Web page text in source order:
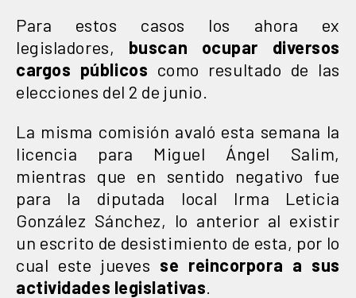
Para estos casos los ahora ex
legisladores, buscan ocupar diversos
cargos públicos como resultado de las
elecciones del 2 de junio.
La misma comisión avaló esta semana la
licencia para Miguel Ángel Salim,
mientras que en sentido negativo fue
para la diputada local Irma Leticia
González Sánchez, lo anterior al existir
un escrito de desistimiento de esta, por lo
cual este jueves se reincorpora a sus
actividades legislativas